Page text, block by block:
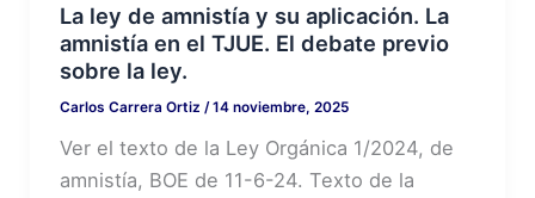
La ley de amnistía y su aplicación. La
amnistía en el TJUE. El debate previo
sobre la ley.
Carlos Carrera Ortiz /14 noviembre, 2025
Ver el texto de la Ley Orgánica 1/2024, de
amnistía, BOE de 11-6-24. Texto de la